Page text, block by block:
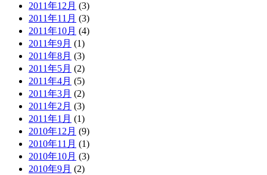
2011年12月 (3)
2011年11月 (3)
2011年10月 (4)
2011年9月 (1)
2011年8月 (3)
2011年5月 (2)
2011年4月 (5)
2011年3月 (2)
2011年2月 (3)
2011年1月 (1)
2010年12月 (9)
2010年11月 (1)
2010年10月 (3)
2010年9月 (2)